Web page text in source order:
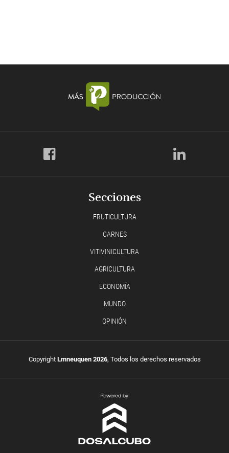
Secciones
FRUTICULTURA
CARNES
VITIVINICULTURA
AGRICULTURA
ECONOMÍA
MUNDO
OPINIÓN
Copyright Lmneuquen 2026, Todos los derechos reservados